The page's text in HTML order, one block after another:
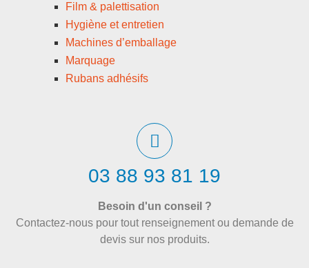
Film & palettisation
Hygiène et entretien
Machines d’emballage
Marquage
Rubans adhésifs
03 88 93 81 19
Besoin d'un conseil ?
Contactez-nous pour tout renseignement ou demande de
devis sur nos produits.